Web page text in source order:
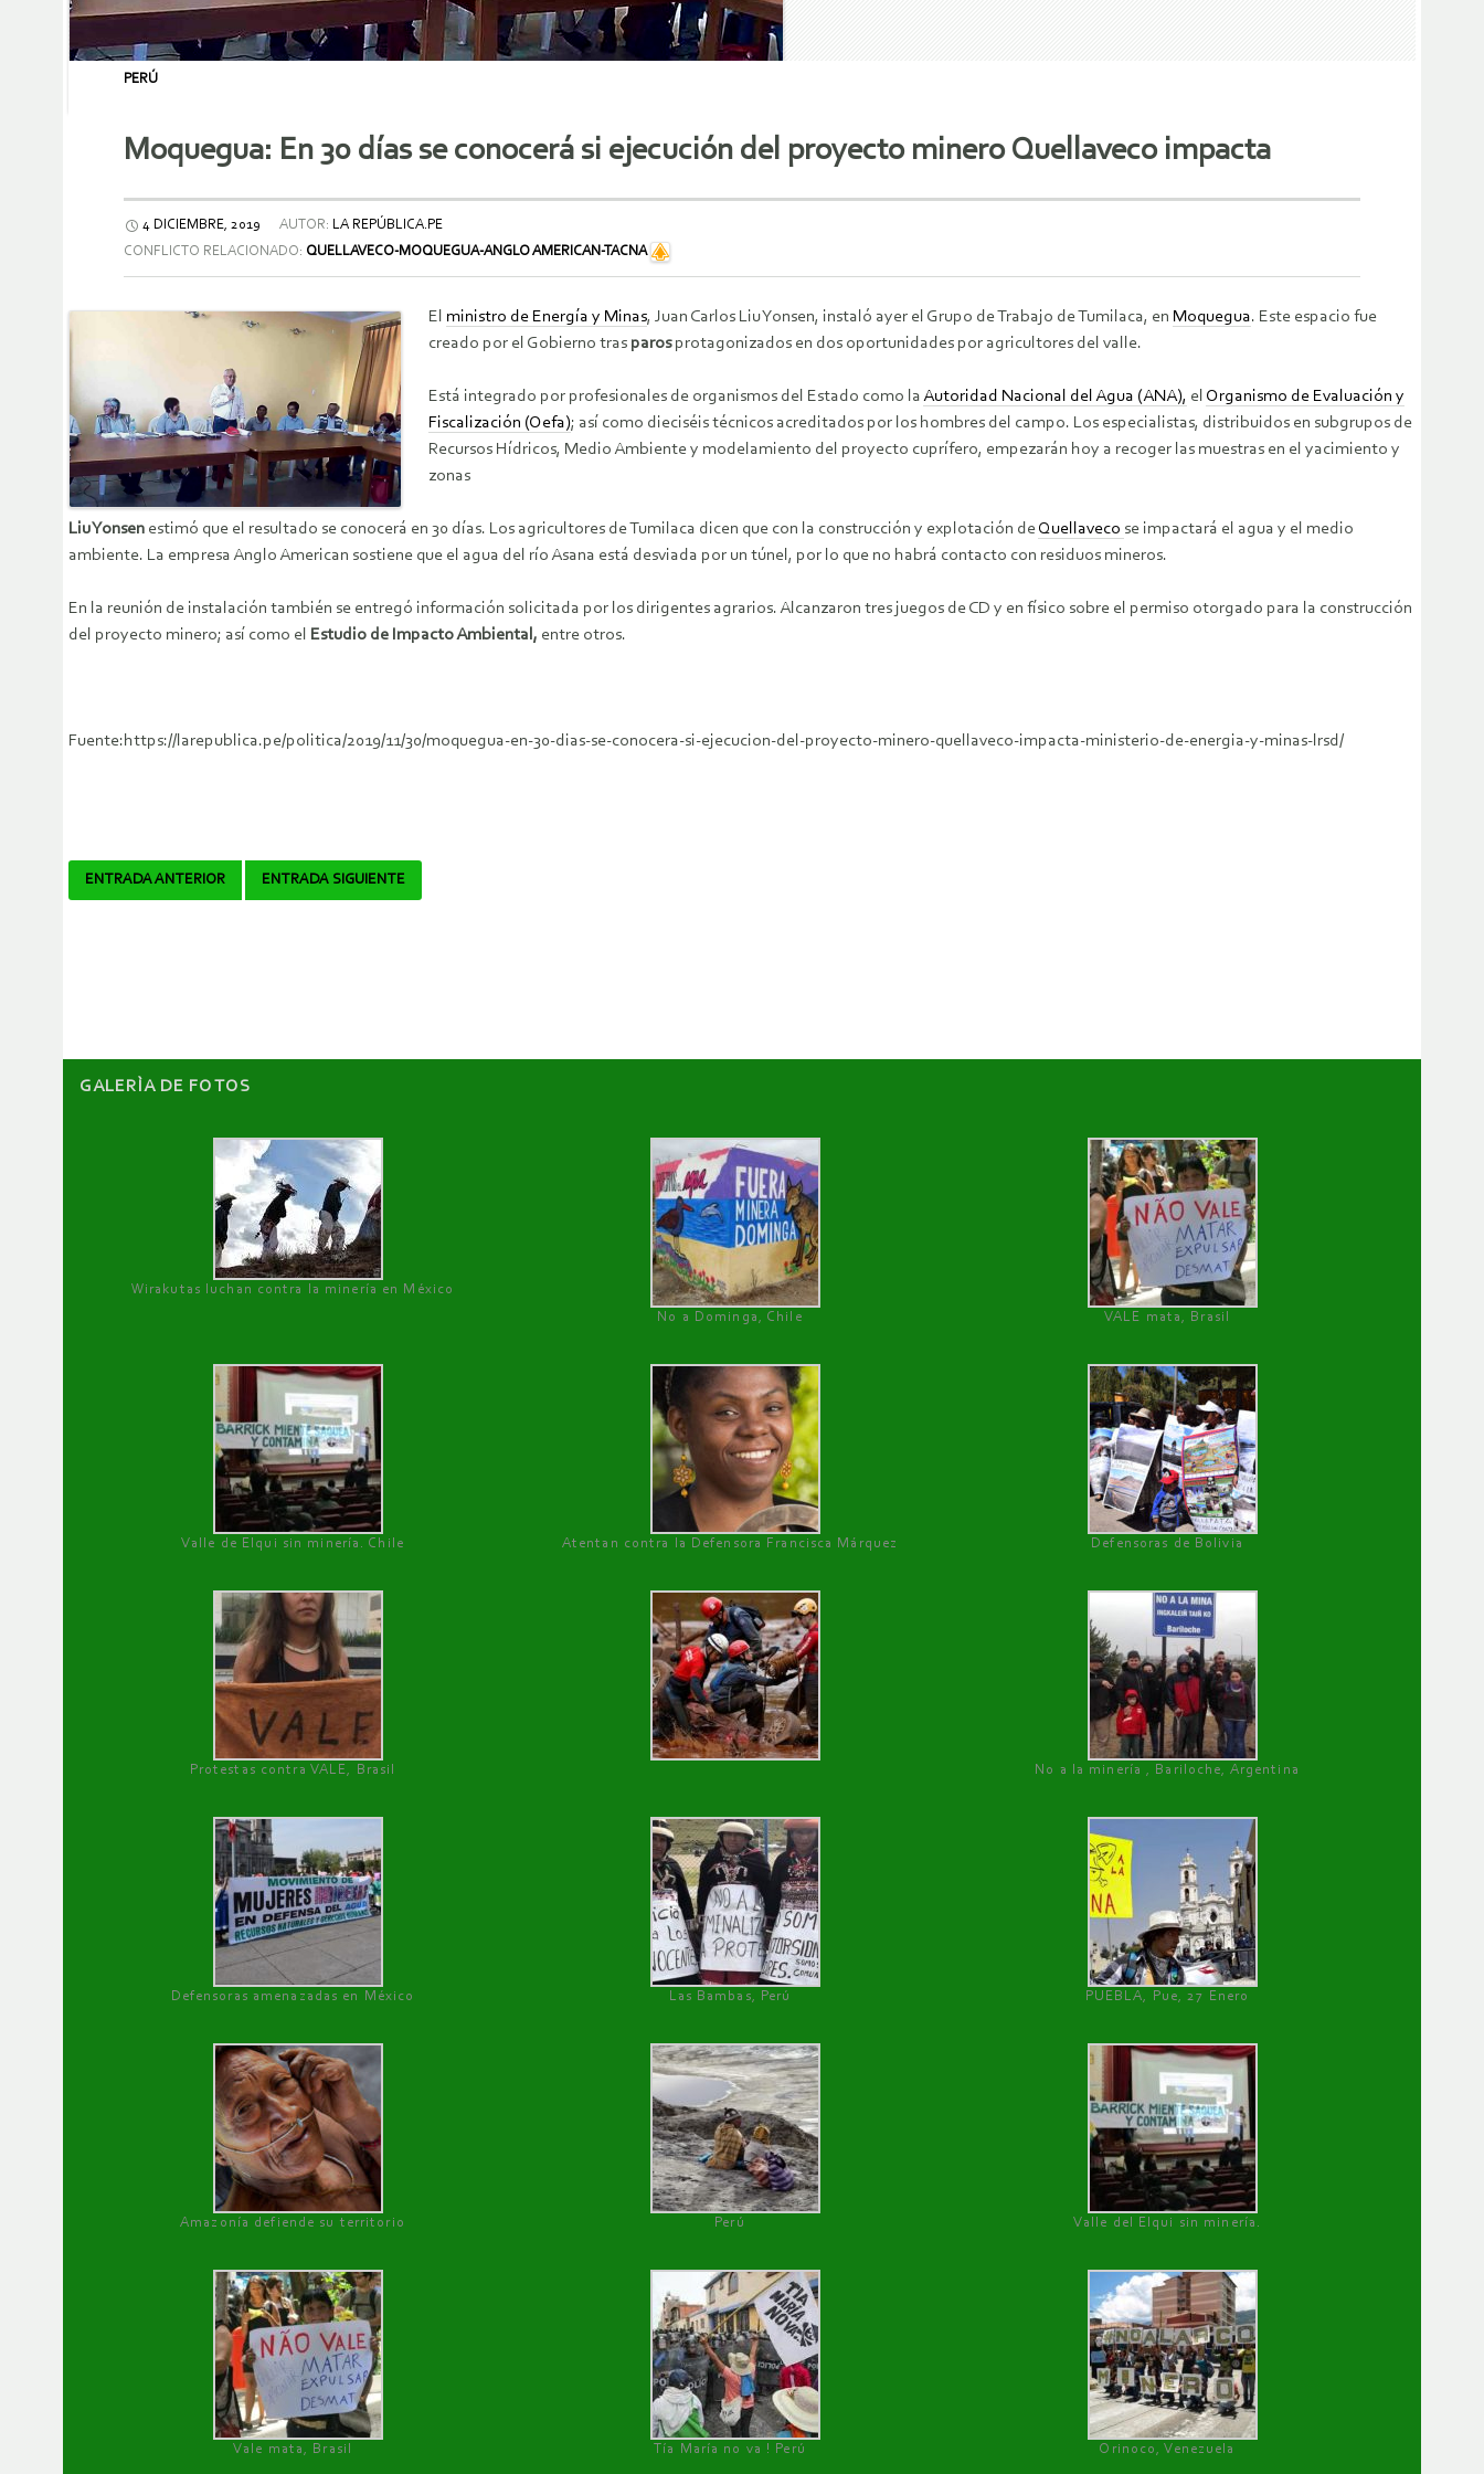
PERÚ
Moquegua: En 30 días se conocerá si ejecución del proyecto minero Quellaveco impacta
4 DICIEMBRE, 2019 AUTOR: LA REPÚBLICA.PE
CONFLICTO RELACIONADO: QUELLAVECO-MOQUEGUA-ANGLO AMERICAN-TACNA
El ministro de Energía y Minas, Juan Carlos Liu Yonsen, instaló ayer el Grupo de Trabajo de Tumilaca, en Moquegua. Este espacio fue
creado por el Gobierno tras parosprotagonizados en dos oportunidades por agricultores del valle.
Está integrado por profesionales de organismos del Estado como laAutoridad Nacional del Agua (ANA), el Organismo de Evaluación y
Fiscalización (Oefa); así como dieciséis técnicos acreditados por los hombres del campo. Los especialistas, distribuidos en subgrupos de
Recursos Hídricos, Medio Ambiente y modelamiento del proyecto cuprífero, empezarán hoy a recoger las muestras en el yacimiento y
zonas
Liu Yonsen estimó que el resultado se conocerá en 30 días. Los agricultores de Tumilaca dicen que con la construcción y explotación deQuellaveco se impactará el agua y el medio
ambiente. La empresa Anglo American sostiene que el agua del río Asana está desviada por un túnel, por lo que no habrá contacto con residuos mineros.
En la reunión de instalación también se entregó información solicitada por los dirigentes agrarios. Alcanzaron tres juegos de CD y en físico sobre el permiso otorgado para la construcción
del proyecto minero; así como el Estudio de Impacto Ambiental, entre otros.
Fuente:https://larepublica.pe/politica/2019/11/30/moquegua-en-30-dias-se-conocera-si-ejecucion-del-proyecto-minero-quellaveco-impacta-ministerio-de-energia-y-minas-lrsd/
Navegador
ENTRADA ANTERIOR ENTRADA SIGUIENTE
GALERÌA DE FOTOS
Wirakutas luchan contra la minería en México
No a Dominga, Chile
VALE mata, Brasil
Valle de Elqui sin minería. Chile Atentan contra la Defensora Francisca Márquez Defensoras de Bolivia
Protestas contra VALE, Brasil No a la minería , Bariloche, Argentina
Defensoras amenazadas en México Las Bambas, Perú PUEBLA, Pue, 27 Enero
Amazonía defiende su territorio Perú Valle del Elqui sin minería.
Vale mata, Brasil Tía María no va ! Perú Orinoco, Venezuela